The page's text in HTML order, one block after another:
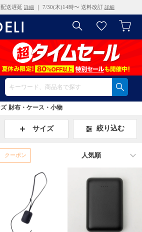
送遅延 詳細 ｜ 7/30(木)14時〜 送料改訂 詳細
財布・ケース・小物
サイズ 絞り込む
クーポン